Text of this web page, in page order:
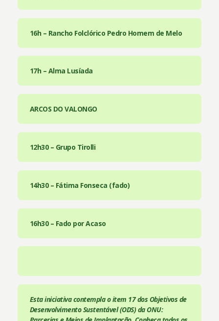
16h – Rancho Folclórico Pedro Homem de Melo
17h – Alma Lusíada
ARCOS DO VALONGO
12h30 – Grupo Tirolli
14h30 – Fátima Fonseca (fado)
16h30 – Fado por Acaso
Esta iniciativa contempla o item 17 dos Objetivos de
Desenvolvimento Sustentável (ODS) da ONU: